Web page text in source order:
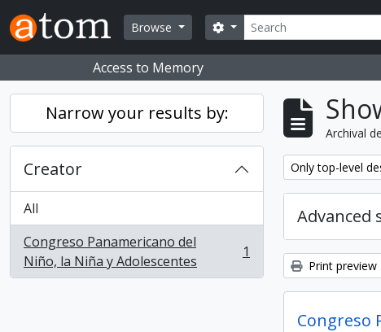
Skip to main content
Browse
Search
Search options
Access to Memory
Narrow your results by:
Creator
All
Congreso Panamericano del
Niño, la Niña y Adolescentes
, 1 results 1
Archival
Remove filter:
Only top-level
Advanced
Print preview
Congreso